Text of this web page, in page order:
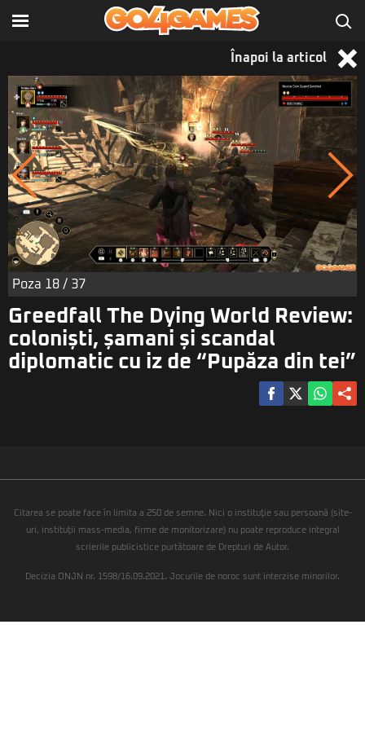
Înapoi la articol
Poza 18 / 37
Greedfall The Dying World Review:
coloniști, șamani și scandal
diplomatic cu iz de “Pupăza din tei”
Citarea se poate face în limita a 250 de semne. Nici o instituţie sau persoană (site-
uri, instituţii mass-media, firme de monitorizare) nu poate reproduce integral
scrierile publicistice purtătoare de Drepturi de Autor.
Decizia ONJN nr. 1598/16.09.2021. Jocurile de noroc sunt interzise minorilor.